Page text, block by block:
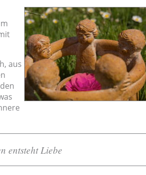
aus
entsteht Liebe